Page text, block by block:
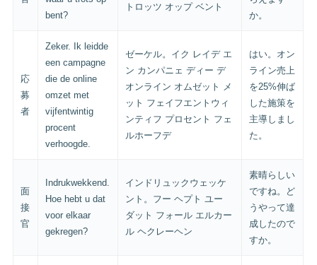
bent?
トロッツ オップ ベント
か。
応
募
者
Zeker. Ik leidde
een campagne
die de online
omzet met
vijfentwintig
procent
verhoogde.
ゼーケル。イク レイデ エ
ン カンパニェ ディー デ
オンライン オムゼット メ
ット フェイフエントウィ
ンティフ プロセント フェ
ルホーフデ
はい。オン
ライン売上
を25%伸ば
した施策を
主導しまし
た。
面
接
官
Indrukwekkend.
Hoe hebt u dat
voor elkaar
gekregen?
インドリュックウェッケ
ント。フー ヘプト ユー
ダット フォール エルカー
ル ヘクレーヘン
素晴らしい
ですね。ど
うやって達
成したので
すか。